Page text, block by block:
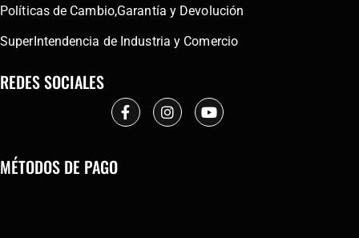
Políticas de Cambio,Garantía y Devolución
SuperIntendencia de Industria y Comercio
REDES SOCIALES
MÉTODOS DE PAGO